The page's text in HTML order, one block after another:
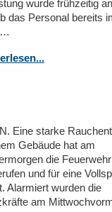
wurde frühzeitig
das Personal bereits
Eine starke
Gebäude hat am
die
und für eine
Alarmiert wurden die
am